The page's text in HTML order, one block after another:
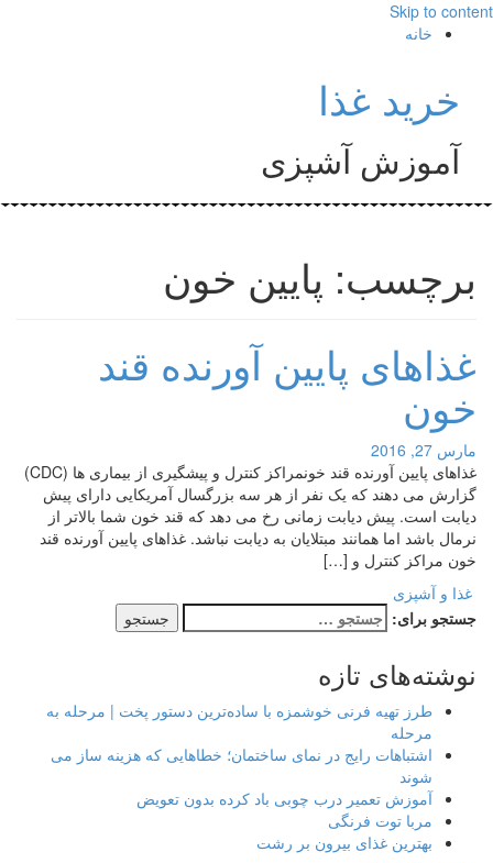
Skip to content
خانه
خرید غذا
آموزش آشپزی
برچسب: پایین خون
غذاهای پایین آورنده قند
خون
مارس 27, 2016
غذاهای پایین آورنده قند خونمراکز کنترل و پیشگیری از بیماری ها (CDC)
گزارش می دهند که یک نفر از هر سه بزرگسال آمریکایی دارای پیش
دیابت است. پیش دیابت زمانی رخ می دهد که قند خون شما بالاتر از
نرمال باشد اما همانند مبتلایان به دیابت نباشد. غذاهای پایین آورنده قند
خون مراکز کنترل و […]
غذا و آشپزی
جستجو برای:
نوشته‌های تازه
طرز تهیه فرنی خوشمزه با ساده‌ترین دستور پخت | مرحله به
مرحله
اشتباهات رایج در نمای ساختمان؛ خطاهایی که هزینه ساز می
شوند
آموزش تعمیر درب چوبی باد کرده بدون تعویض
مربا توت فرنگی
بهترین غذای بیرون بر رشت